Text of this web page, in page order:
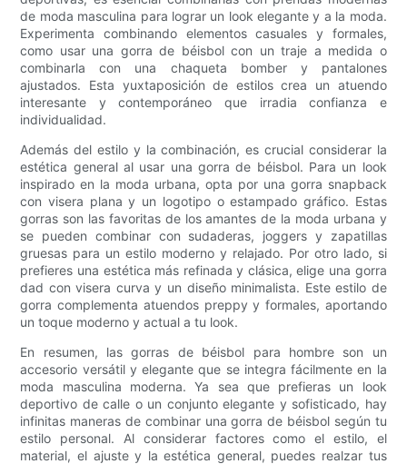
de moda masculina para lograr un look elegante y a la moda.
Experimenta combinando elementos casuales y formales,
como usar una gorra de béisbol con un traje a medida o
combinarla con una chaqueta bomber y pantalones
ajustados. Esta yuxtaposición de estilos crea un atuendo
interesante y contemporáneo que irradia confianza e
individualidad.
Además del estilo y la combinación, es crucial considerar la
estética general al usar una gorra de béisbol. Para un look
inspirado en la moda urbana, opta por una gorra snapback
con visera plana y un logotipo o estampado gráfico. Estas
gorras son las favoritas de los amantes de la moda urbana y
se pueden combinar con sudaderas, joggers y zapatillas
gruesas para un estilo moderno y relajado. Por otro lado, si
prefieres una estética más refinada y clásica, elige una gorra
dad con visera curva y un diseño minimalista. Este estilo de
gorra complementa atuendos preppy y formales, aportando
un toque moderno y actual a tu look.
En resumen, las gorras de béisbol para hombre son un
accesorio versátil y elegante que se integra fácilmente en la
moda masculina moderna. Ya sea que prefieras un look
deportivo de calle o un conjunto elegante y sofisticado, hay
infinitas maneras de combinar una gorra de béisbol según tu
estilo personal. Al considerar factores como el estilo, el
material, el ajuste y la estética general, puedes realzar tus